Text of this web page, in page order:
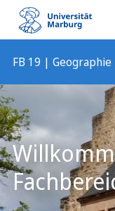
Mobile-
Navigation
FB 19 | Geographie
Hauptinhalt